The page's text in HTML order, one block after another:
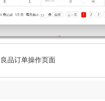
品订单操作页面